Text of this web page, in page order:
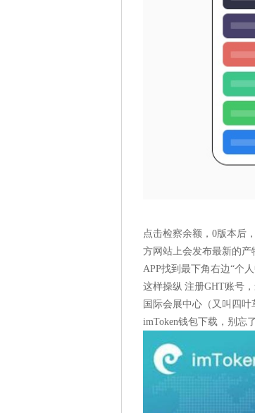
点击检察余额，0版本后
方网站上会发布最新的
APP找到最下角右边“个
这样操纵 注册GHT账号
国际会展中心（又叫四
imToken钱包下载，别忘